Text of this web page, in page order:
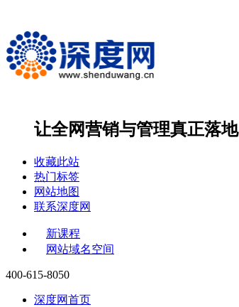
让全网营销与管理真正落地
收藏此站
热门标签
网站地图
联系深度网
新课程
网站域名空间
400-615-8050
深度网首页